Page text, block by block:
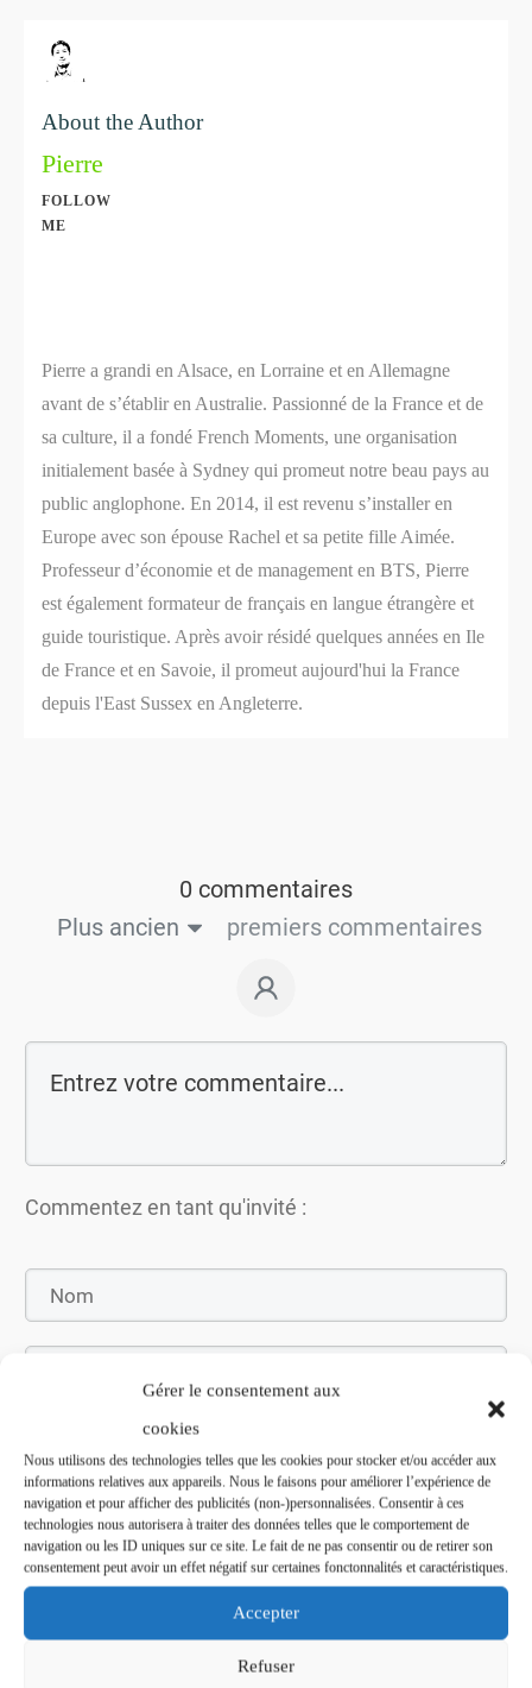
Gérer le consentement aux
cookies
Nous utilisons des technologies telles que les cookies pour stocker et/ou accéder aux
informations relatives aux appareils. Nous le faisons pour améliorer l’expérience de
navigation et pour afficher des publicités (non-)personnalisées. Consentir à ces
technologies nous autorisera à traiter des données telles que le comportement de
navigation ou les ID uniques sur ce site. Le fait de ne pas consentir ou de retirer son
consentement peut avoir un effet négatif sur certaines fonctonnalités et caractéristiques.
Accepter
Refuser
About the Author
Pierre
FOLLOW
ME
Pierre a grandi en Alsace, en Lorraine et en Allemagne
avant de s’établir en Australie. Passionné de la France et de
sa culture, il a fondé French Moments, une organisation
initialement basée à Sydney qui promeut notre beau pays au
public anglophone. En 2014, il est revenu s’installer en
Europe avec son épouse Rachel et sa petite fille Aimée.
Professeur d’économie et de management en BTS, Pierre
est également formateur de français en langue étrangère et
guide touristique. Après avoir résidé quelques années en Ile
de France et en Savoie, il promeut aujourd'hui la France
depuis l'East Sussex en Angleterre.
0 commentaires
Plus ancien
premiers commentaires
Commentez en tant qu'invité :
Soumettez le commentaire